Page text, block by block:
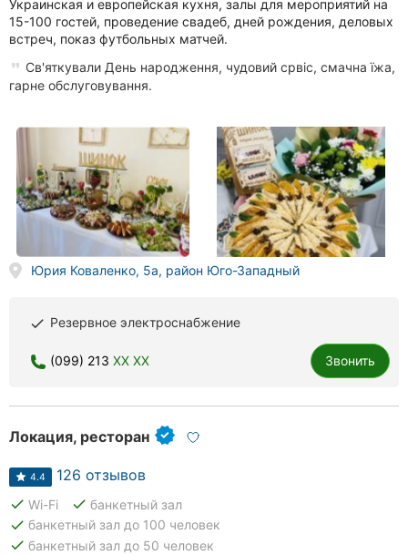
Запорожье
Днепр
Николаев
Полтава
Чернигов
Черкассы
Сумы
Ивано-
Франковск
Луцк
Украинская и европейская кухня, залы для мероприятий на
15-100 гостей, проведение свадеб, дней рождения, деловых
встреч, показ футбольных матчей.
Св'яткували День народження, чудовий срвіс, смачна їжа,
гарне обслуговування.
Юрия Коваленко, 5а, район Юго-Западный
done Резервное электроснабжение
(099) 213 XX XX Звонить
Локация, ресторан
4.4 126 отзывов
done Wi-Fi done банкетный зал
done банкетный зал до 100 человек
done банкетный зал до 50 человек